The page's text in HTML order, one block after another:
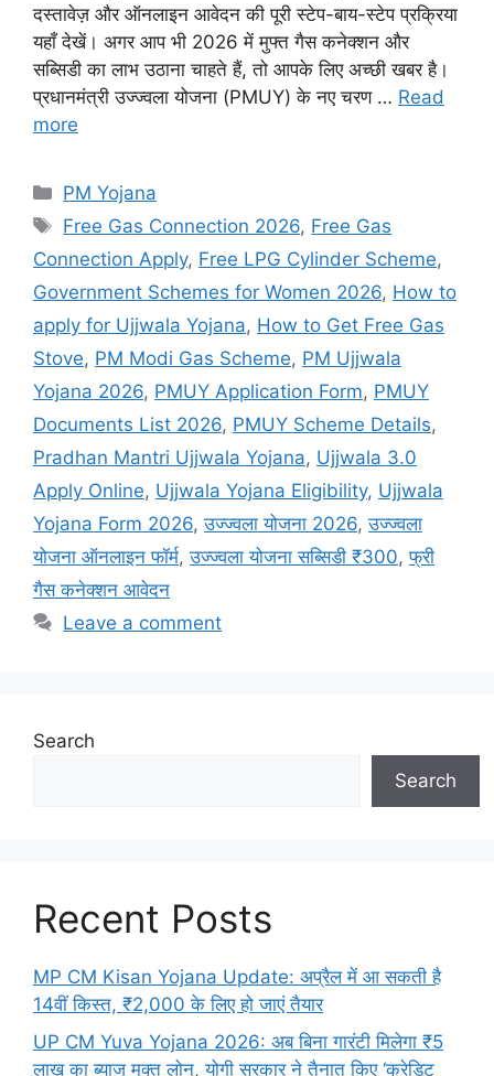
दस्तावेज़ और ऑनलाइन आवेदन की पूरी स्टेप-बाय-स्टेप प्रक्रिया
यहाँ देखें। अगर आप भी 2026 में मुफ्त गैस कनेक्शन और
सब्सिडी का लाभ उठाना चाहते हैं, तो आपके लिए अच्छी खबर है।
प्रधानमंत्री उज्ज्वला योजना (PMUY) के नए चरण … Read
more
Categories
PM Yojana
Tags
Free Gas Connection 2026, Free Gas
Connection Apply, Free LPG Cylinder Scheme,
Government Schemes for Women 2026, How to
apply for Ujjwala Yojana, How to Get Free Gas
Stove, PM Modi Gas Scheme, PM Ujjwala
Yojana 2026, PMUY Application Form, PMUY
Documents List 2026, PMUY Scheme Details,
Pradhan Mantri Ujjwala Yojana, Ujjwala 3.0
Apply Online, Ujjwala Yojana Eligibility, Ujjwala
Yojana Form 2026,उज्ज्वला योजना 2026,उज्ज्वला
योजना ऑनलाइन फॉर्म,उज्ज्वला योजना सब्सिडी ₹300,फ्री
गैस कनेक्शन आवेदन
Leave a comment
Search
Search
Recent Posts
MP CM Kisan Yojana Update: अप्रैल में आ सकती है
14वीं किस्त, ₹2,000 के लिए हो जाएं तैयार
UP CM Yuva Yojana 2026: अब बिना गारंटी मिलेगा ₹5
लाख का ब्याज मुक्त लोन, योगी सरकार ने तैनात किए ‘क्रेडिट